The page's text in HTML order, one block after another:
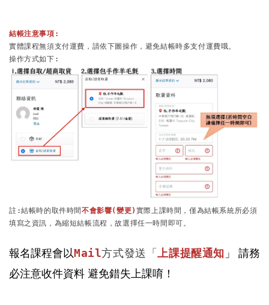
結帳注意事項:
實體課程無須支付運費，請依下圖操作，避免結帳時多支付運費哦。
註:結帳時的取件時間 不會影響(變更) 實際上課時間，僅為結帳系統所必須
填寫之資訊，為縮短結帳流程，故選擇任一時間即可。
報名課程會以Mail方式發送「上課提醒通知 」 請務
必注意收件資料 避免錯失上課唷！